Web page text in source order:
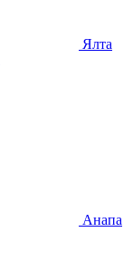
Ялта
Анапа